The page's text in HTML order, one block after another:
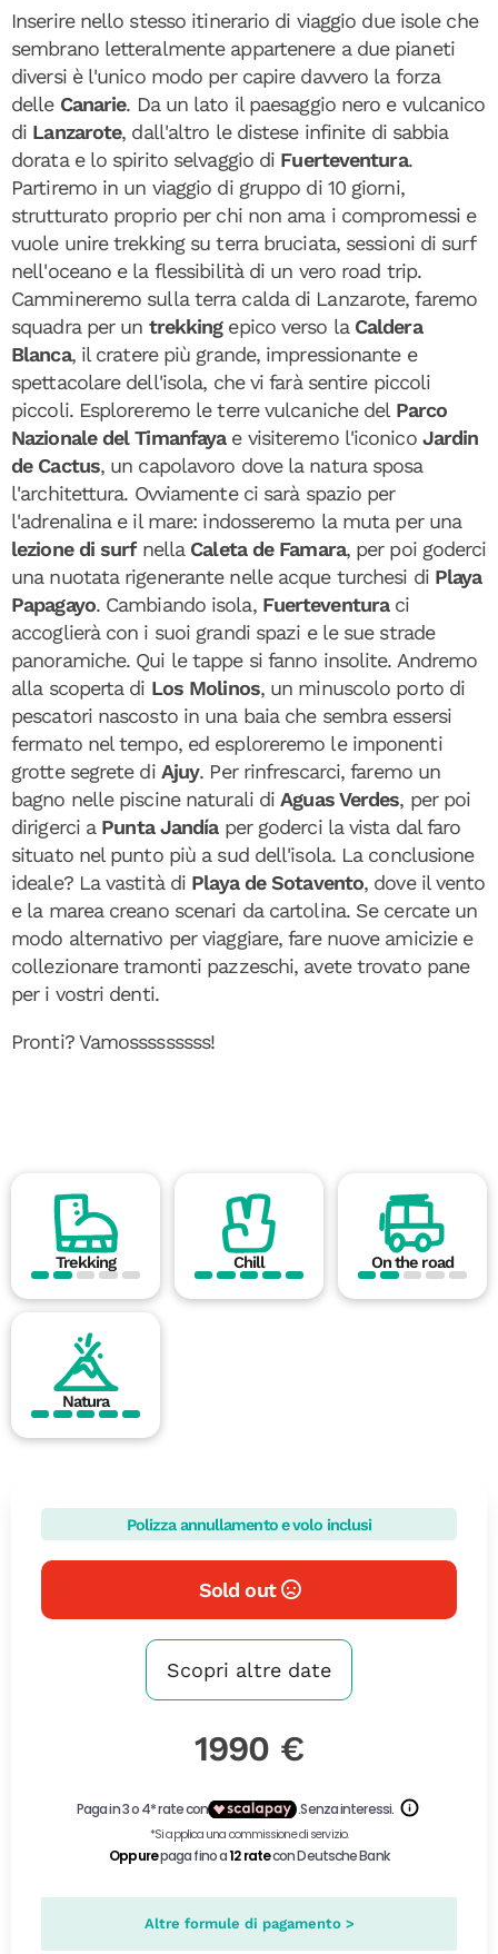
Inserire nello stesso itinerario di viaggio due isole che
sembrano letteralmente appartenere a due pianeti
diversi è l'unico modo per capire davvero la forza
delle Canarie. Da un lato il paesaggio nero e vulcanico
di Lanzarote, dall'altro le distese infinite di sabbia
dorata e lo spirito selvaggio di Fuerteventura.
Partiremo in un viaggio di gruppo di 10 giorni,
strutturato proprio per chi non ama i compromessi e
vuole unire trekking su terra bruciata, sessioni di surf
nell'oceano e la flessibilità di un vero road trip.
Cammineremo sulla terra calda di Lanzarote, faremo
squadra per un trekking epico verso la Caldera
Blanca, il cratere più grande, impressionante e
spettacolare dell'isola, che vi farà sentire piccoli
piccoli. Esploreremo le terre vulcaniche del Parco
Nazionale del Timanfayae visiteremo l'iconico Jardin
de Cactus, un capolavoro dove la natura sposa
l'architettura. Ovviamente ci sarà spazio per
l'adrenalina e il mare: indosseremo la muta per una
lezione di surfnella Caleta de Famara, per poi goderci
una nuotata rigenerante nelle acque turchesi di Playa
Papagayo. Cambiando isola, Fuerteventura ci
accoglierà con i suoi grandi spazi e le sue strade
panoramiche. Qui le tappe si fanno insolite. Andremo
alla scoperta di Los Molinos, un minuscolo porto di
pescatori nascosto in una baia che sembra essersi
fermato nel tempo, ed esploreremo le imponenti
grotte segrete di Ajuy. Per rinfrescarci, faremo un
bagno nelle piscine naturali diAguas Verdes, per poi
dirigerci a Punta Jandíaper goderci la vista dal faro
situato nel punto più a sud dell'isola. La conclusione
ideale? La vastità di Playa de Sotavento, dove il vento
e la marea creano scenari da cartolina. Se cercate un
modo alternativo per viaggiare, fare nuove amicizie e
collezionare tramonti pazzeschi, avete trovato pane
per i vostri denti.
Pronti? Vamosssssssss!
Trekking Chill On the road
Natura
Polizza annullamento e volo inclusi
Sold out
Scopri altre date
1990 €
Altre formule di pagamento >